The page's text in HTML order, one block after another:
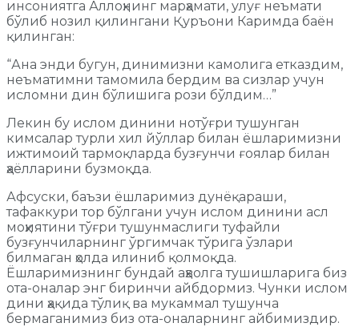
инсониятга Аллоҳнинг марҳамати, улуғ неъмати
бўлиб нозил қилингани Қуръони Каримда баён
қилинган:
“Ана энди бугун, динимизни камолига етказдим,
неъматимни тамомила бердим ва сизлар учун
исломни дин бўлишига рози бўлдим…”
Лекин бу ислом динини нотўғри тушунган
кимсалар турли хил йўллар билан ёшларимизни
ижтимоий тармоқларда бузғунчи ғоялар билан
ҳаёлларини бузмоқда.
Афсуски, баъзи ёшларимиз дунёқараши,
тафаккури тор бўлгани учун ислом динини асл
моҳиятини тўғри тушунмаслиги туфайли
бузғунчиларнинг ўргимчак тўрига ўзлари
билмаган ҳолда илиниб қолмоқда.
Ёшларимизнинг бундай аҳволга тушишларига биз
ота-оналар энг биринчи айбдормиз. Чунки ислом
дини ҳақида тўлиқ ва мукаммал тушунча
бермаганимиз биз ота-оналарнинг айбимиздир.